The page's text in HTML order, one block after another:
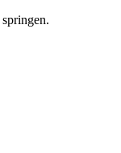
springen.